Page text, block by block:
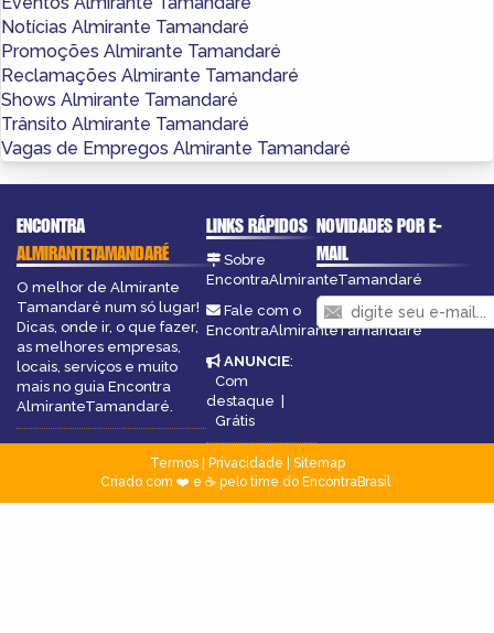
Notícias Almirante Tamandaré
Promoções Almirante Tamandaré
Reclamações Almirante Tamandaré
Shows Almirante Tamandaré
Trânsito Almirante Tamandaré
Vagas de Empregos Almirante Tamandaré
ENCONTRA
ALMIRANTETAMANDARÉ
O melhor de Almirante
Tamandaré num só lugar!
Dicas, onde ir, o que fazer,
as melhores empresas,
locais, serviços e muito
mais no guia Encontra
AlmiranteTamandaré.
LINKS RÁPIDOS
Sobre
EncontraAlmiranteTamandaré
Fale com o
EncontraAlmiranteTamandaré
ANUNCIE:
Com
destaque
Grátis
NOVIDADES POR E-
MAIL
Termos| Privacidade
Sitemap
Criado com ❤️ e ☕ pelo time do EncontraBrasil